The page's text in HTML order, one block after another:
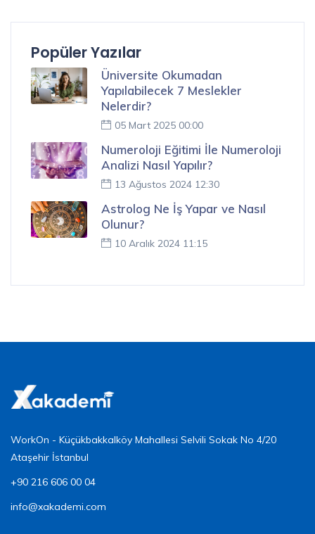
Popüler Yazılar
Üniversite Okumadan
Yapılabilecek 7 Meslekler
Nelerdir?
05 Mart 2025 00:00
Numeroloji Eğitimi İle Numeroloji
Analizi Nasıl Yapılır?
13 Ağustos 2024 12:30
Astrolog Ne İş Yapar ve Nasıl
Olunur?
10 Aralık 2024 11:15
WorkOn - Küçükbakkalköy Mahallesi Selvili Sokak No 4/20
Ataşehir İstanbul
+90 216 606 00 04
info@xakademi.com